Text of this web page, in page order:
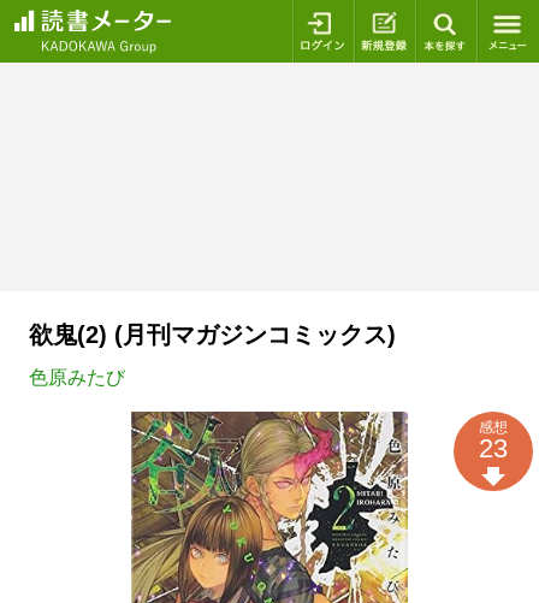
ログイン 新規登録
欲鬼(2) (月刊マガジンコミックス)
色原みたび
感想
23